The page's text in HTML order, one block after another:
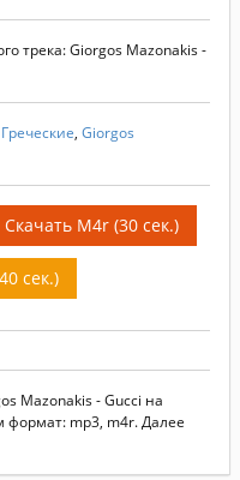
трека: Giorgos Mazonakis -
Греческие, Giorgos
Скачать M4r (30 сек.)
сек.)
Mazonakis - Gucci на
mp3, m4r. Далее